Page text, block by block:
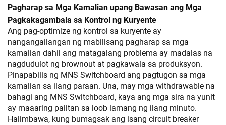
Pagharap sa Mga Kamalian upang Bawasan ang Mga
Pagkakagambala sa Kontrol ng Kuryente
Ang pag-optimize ng kontrol sa kuryente ay
nangangailangan ng mabilisang pagharap sa mga
kamalian dahil ang matagalang problema ay madalas na
nagdudulot ng brownout at pagkawala sa produksyon.
Pinapabilis ng MNS Switchboard ang pagtugon sa mga
kamalian sa ilang paraan. Una, may mga withdrawable na
bahagi ang MNS Switchboard, kaya ang mga sira na yunit
ay maaaring palitan sa loob lamang ng ilang minuto.
Halimbawa, kung bumagsak ang isang circuit breaker